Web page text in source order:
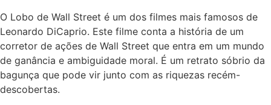
O Lobo de Wall Street é um dos filmes mais famosos de
Leonardo DiCaprio. Este filme conta a história de um
corretor de ações de Wall Street que entra em um mundo
de ganância e ambiguidade moral. É um retrato sóbrio da
bagunça que pode vir junto com as riquezas recém-
descobertas.